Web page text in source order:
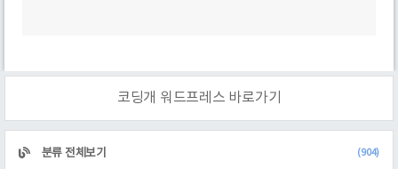
코딩개 워드프레스 바로가기
CATEGORY
분류 전체보기 (904)